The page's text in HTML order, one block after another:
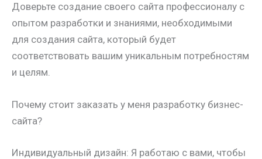
Доверьте создание своего сайта профессионалу с
опытом разработки и знаниями, необходимыми
для создания сайта, который будет
соответствовать вашим уникальным потребностям
и целям.
Почему стоит заказать у меня разработку бизнес-
сайта?
Индивидуальный дизайн: Я работаю с вами, чтобы